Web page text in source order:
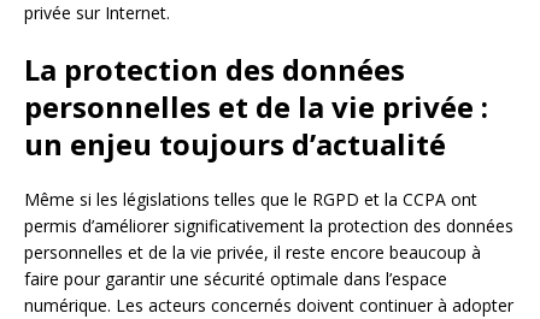
privée sur Internet.
La protection des données
personnelles et de la vie privée :
un enjeu toujours d’actualité
Même si les législations telles que le RGPD et la CCPA ont
permis d’améliorer significativement la protection des données
personnelles et de la vie privée, il reste encore beaucoup à
faire pour garantir une sécurité optimale dans l’espace
numérique. Les acteurs concernés doivent continuer à adopter